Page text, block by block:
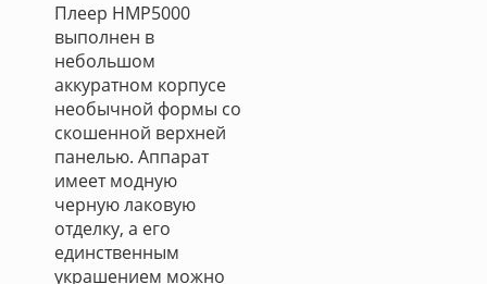
Плеер HMP5000
выполнен в
небольшом
аккуратном корпусе
необычной формы со
скошенной верхней
панелью. Аппарат
имеет модную
черную лаковую
отделку, а его
единственным
украшением можно